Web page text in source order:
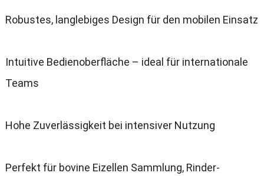
Robustes, langlebiges Design für den mobilen Einsatz
Intuitive Bedienoberfläche – ideal für internationale
Teams
Hohe Zuverlässigkeit bei intensiver Nutzung
Perfekt für bovine Eizellen Sammlung, Rinder-